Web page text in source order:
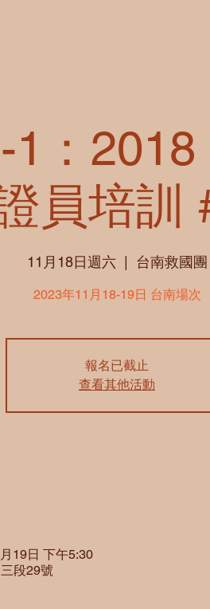
1：
員培訓
11月18日週六
  |
台南救國團
2023年11月18-19日 台南場次
報名已截止
查看其他活動
19日 下午5:30
段29號